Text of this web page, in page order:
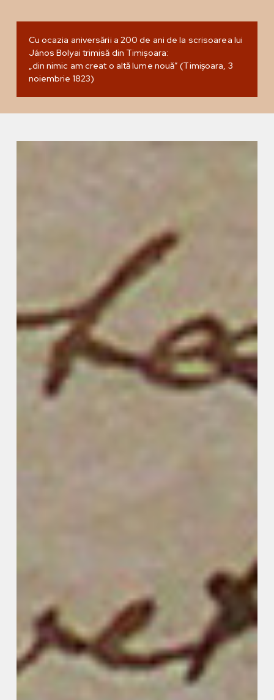
Cu ocazia aniversării a 200 de ani de la scrisoarea lui
János Bolyai trimisă din Timișoara:
„din nimic am creat o altă lume nouă” (Timișoara, 3
noiembrie 1823)